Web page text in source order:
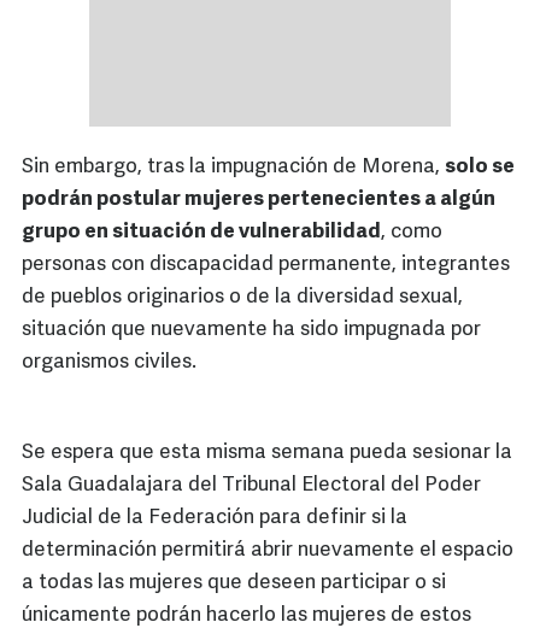
Sin embargo, tras la impugnación de Morena, solo se
podrán postular mujeres pertenecientes a algún
grupo en situación de vulnerabilidad, como
personas con discapacidad permanente, integrantes
de pueblos originarios o de la diversidad sexual,
situación que nuevamente ha sido impugnada por
organismos civiles.
Se espera que esta misma semana pueda sesionar la
Sala Guadalajara del Tribunal Electoral del Poder
Judicial de la Federación para definir si la
determinación permitirá abrir nuevamente el espacio
a todas las mujeres que deseen participar o si
únicamente podrán hacerlo las mujeres de estos